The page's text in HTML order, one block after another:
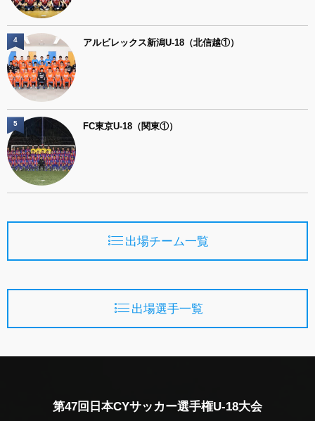
アルビレックス新潟U-18（北信越①）
4
FC東京U-18（関東①）
5
出場チーム一覧
出場選手一覧
第47回日本CYサッカー選手権U-18大会